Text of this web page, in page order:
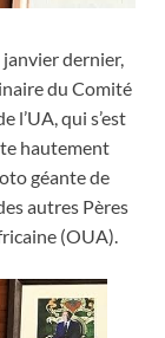
dernier,
du Comité
l’UA, qui s’est
hautement
géante de
autres Pères
(OUA).